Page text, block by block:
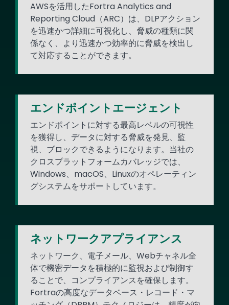
AWSを活用したFortra Analytics and
Reporting Cloud（ARC）は、DLPアクション
を迅速かつ詳細に可視化し、脅威の種類に関
係なく、より迅速かつ効率的に脅威を検出し
て対応することができます。
エンドポイントエージェント
エンドポイントに対する最高レベルの可視性
を獲得し、データに対する脅威を発見、監
視、ブロックできるようになります。当社の
クロスプラットフォームカバレッジでは、
Windows、macOS、Linuxのオペレーティン
グシステムをサポートしています。
ネットワークアプライアンス
ネットワーク、電子メール、Webチャネル全
体で機密データを積極的に監視および制御す
ることで、コンプライアンスを確保します。
Fortraの高度なデータベース・レコード・マ